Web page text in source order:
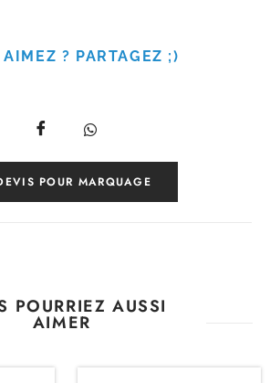
? PARTAGEZ ;)
POUR MARQUAGE
POURRIEZ AUSSI
AIMER